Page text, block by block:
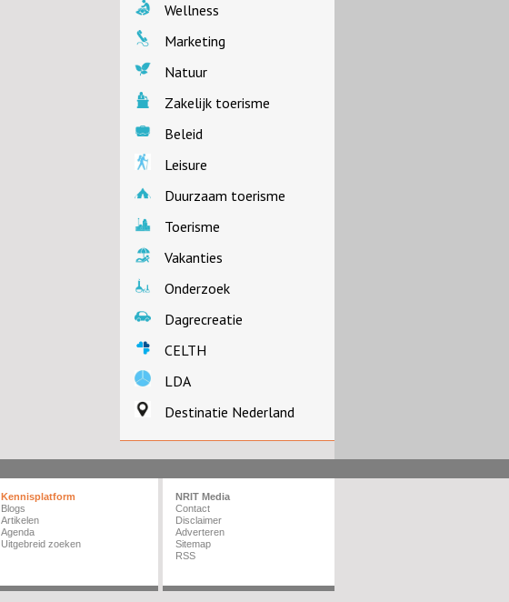
Wellness
Marketing
Natuur
Zakelijk toerisme
Beleid
Leisure
Duurzaam toerisme
Toerisme
Vakanties
Onderzoek
Dagrecreatie
CELTH
LDA
Destinatie Nederland
Kennisplatform
Blogs
Artikelen
Agenda
Uitgebreid zoeken
NRIT Media
Contact
Disclaimer
Adverteren
Sitemap
RSS